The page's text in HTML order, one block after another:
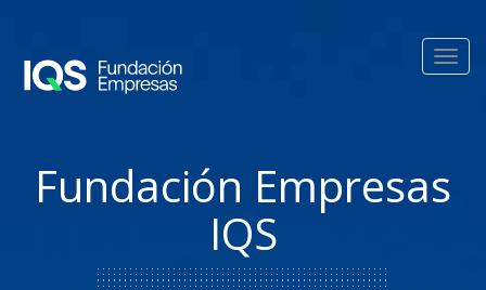
Fundación Empresas
IQS